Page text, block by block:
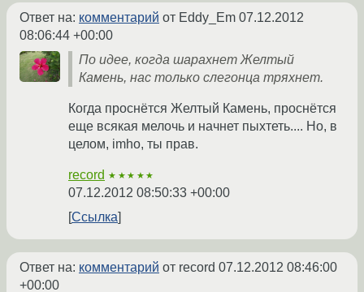
Ответ на: комментарий от Eddy_Em 07.12.2012
08:06:44 +00:00
По идее, когда шарахнет Желтый
Камень, нас только слегонца тряхнет.
Когда проснётся Желтый Камень, проснётся
еще всякая мелочь и начнет пыхтеть.... Но, в
целом, imho, ты прав.
record ★★★★★
07.12.2012 08:50:33 +00:00
Ссылка
Ответ на: комментарий от record 07.12.2012 08:46:00
+00:00